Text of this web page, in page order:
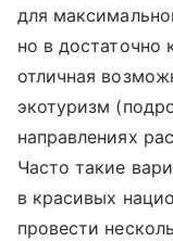
для
но в
отличная
экотуризм
направлениях
Часто такие
в красивых
провести